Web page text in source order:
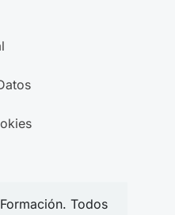
Todos